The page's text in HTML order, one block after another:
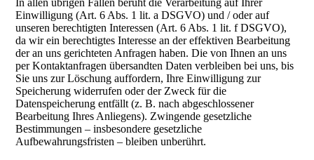
In allen übrigen Fällen beruht die Verarbeitung auf Ihrer
Einwilligung (Art. 6 Abs. 1 lit. a DSGVO) und / oder auf
unseren berechtigten Interessen (Art. 6 Abs. 1 lit. f DSGVO),
da wir ein berechtigtes Interesse an der effektiven Bearbeitung
der an uns gerichteten Anfragen haben. Die von Ihnen an uns
per Kontaktanfragen übersandten Daten verbleiben bei uns, bis
Sie uns zur Löschung auffordern, Ihre Einwilligung zur
Speicherung widerrufen oder der Zweck für die
Datenspeicherung entfällt (z. B. nach abgeschlossener
Bearbeitung Ihres Anliegens). Zwingende gesetzliche
Bestimmungen – insbesondere gesetzliche
Aufbewahrungsfristen – bleiben unberührt.